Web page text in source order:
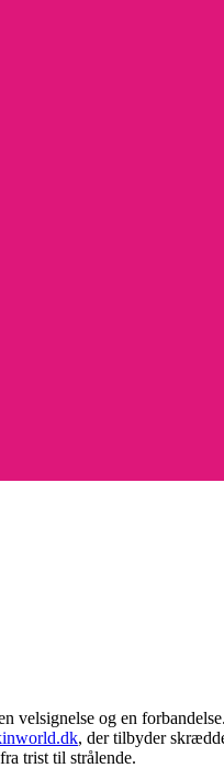
velsignelse og en
, der tilbyder
trist til strålende.